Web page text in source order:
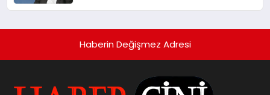
Haberin Değişmez Adresi